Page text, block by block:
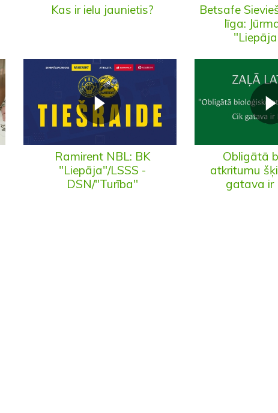
Kas ir ielu jaunietis?
Betsafe
līga:
Ramirent NBL: BK
"Liepāja"/LSSS -
DSN/"Turība"
Obligātā
atkritumu
gatava ir